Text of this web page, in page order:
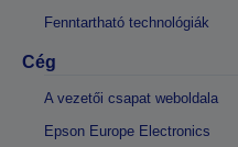
Fenntartható technológiák
Cég
A vezetői csapat weboldala
Epson Europe Electronics